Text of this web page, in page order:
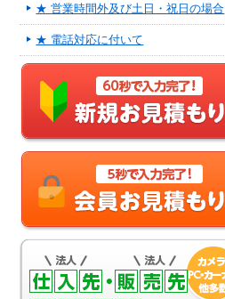
★ 営業時間外及び土日・祝日の場合
★ 電話対応に付いて